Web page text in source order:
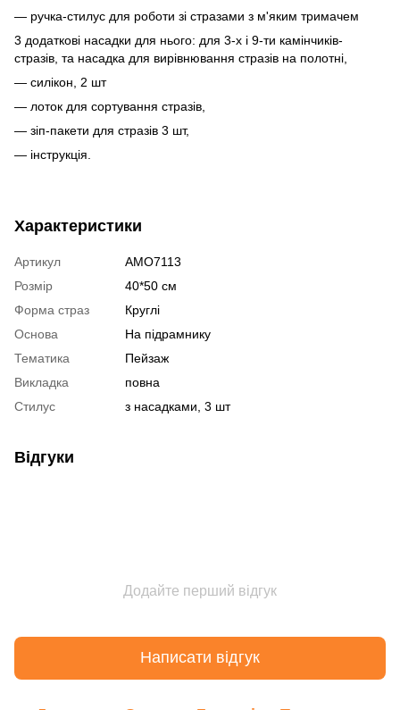
— ручка-стилус для роботи зі стразами з м'яким тримачем
3 додаткові насадки для нього: для 3-х і 9-ти камінчиків-
стразів, та насадка для вирівнювання стразів на полотні,
— силікон, 2 шт
— лоток для сортування стразів,
— зіп-пакети для стразів 3 шт,
— інструкція.
Характеристики
Артикул
AMO7113
Розмір
40*50 см
Форма страз
Круглі
Основа
На підрамнику
Тематика
Пейзаж
Викладка
повна
Стилус
з насадками, 3 шт
Відгуки
Додайте перший відгук
Написати відгук